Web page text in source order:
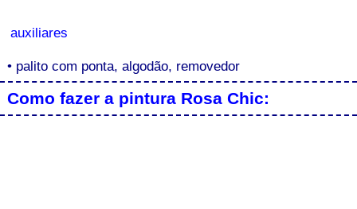
auxiliares
• palito com ponta, algodão, removedor
Como fazer a pintura Rosa Chic: